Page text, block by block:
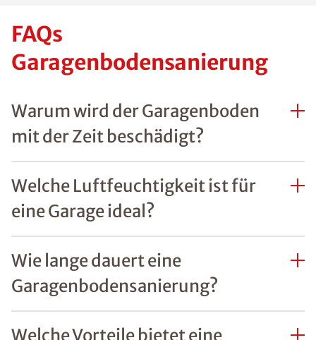
FAQs
Garagenbodensanierung
Warum wird der Garagenboden
mit der Zeit beschädigt?
Welche Luftfeuchtigkeit ist für
eine Garage ideal?
Wie lange dauert eine
Garagenbodensanierung?
Welche Vorteile bietet eine